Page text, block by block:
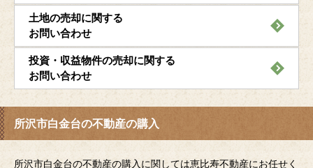
土地の売却に関する
お問い合わせ
投資・収益物件の売却に関する
お問い合わせ
所沢市白金台の不動産の購入
所沢市白金台の不動産の購入に関しては恵比寿不動産にお任せく